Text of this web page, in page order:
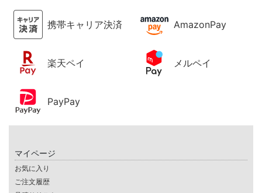
携帯キャリア決済 AmazonPay
楽天ペイ メルペイ
PayPay
マイページ
お気に入り
ご注文履歴